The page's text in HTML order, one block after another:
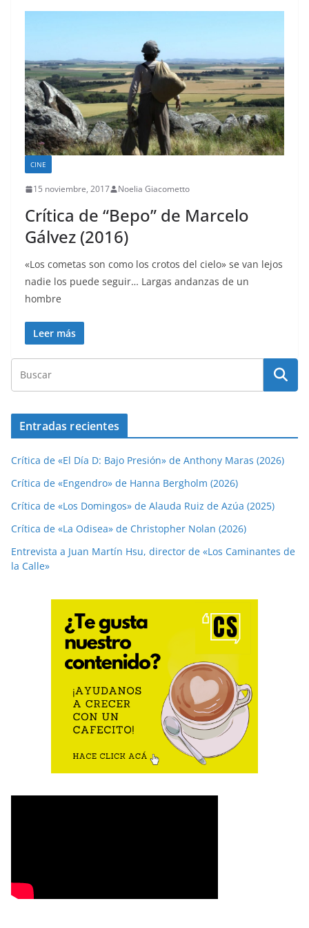
CINE
15 noviembre, 2017 Noelia Giacometto
Crítica de “Bepo” de Marcelo
Gálvez (2016)
«Los cometas son como los crotos del cielo» se van lejos
nadie los puede seguir… Largas andanzas de un
hombre
Leer más
Entradas recientes
Crítica de «El Día D: Bajo Presión» de Anthony Maras (2026)
Crítica de «Engendro» de Hanna Bergholm (2026)
Crítica de «Los Domingos» de Alauda Ruiz de Azúa (2025)
Crítica de «La Odisea» de Christopher Nolan (2026)
Entrevista a Juan Martín Hsu, director de «Los Caminantes de
la Calle»